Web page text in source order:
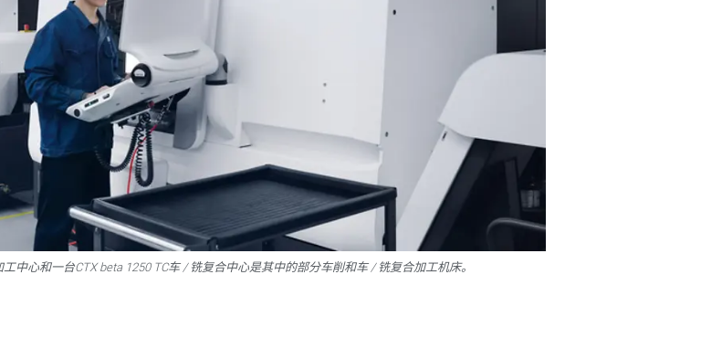
中心和一台CTX beta 1250 TC车 / 铣复合中心是其中的部分车削和车 / 铣复合加工机床。